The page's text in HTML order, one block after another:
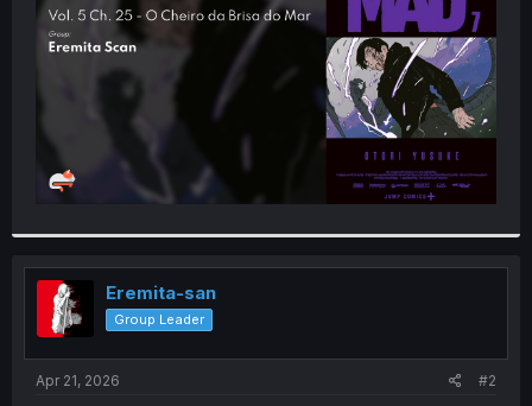
r
Eremita-san
Group Leader
Apr 21, 2026 #2